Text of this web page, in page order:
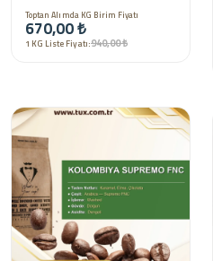
Toptan Alımda KG Birim Fiyatı
670,00 ₺
1 KG Liste Fiyatı:940,00 ₺